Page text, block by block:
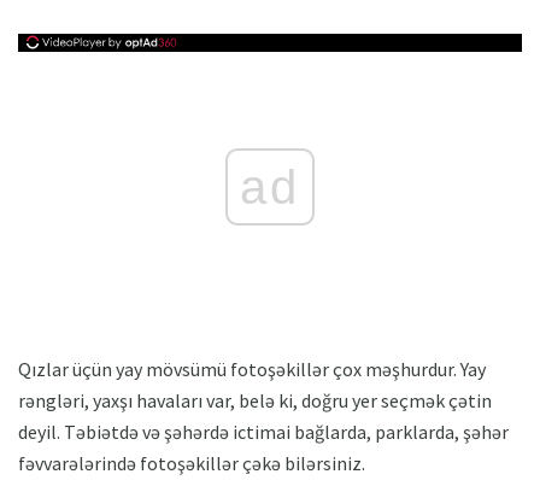
ad
Qızlar üçün yay mövsümü fotoşəkillər çox məşhurdur. Yay
rəngləri, yaxşı havaları var, belə ki, doğru yer seçmək çətin
deyil. Təbiətdə və şəhərdə ictimai bağlarda, parklarda, şəhər
fəvvarələrində fotoşəkillər çəkə bilərsiniz.